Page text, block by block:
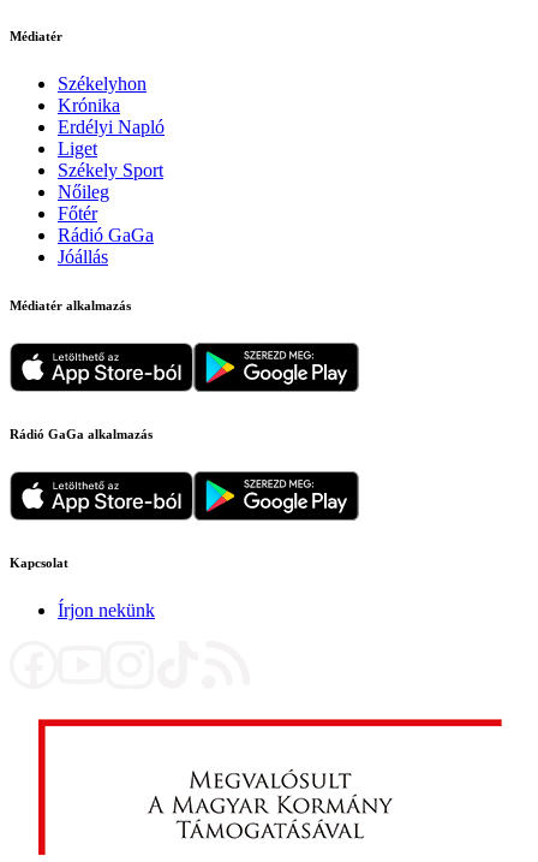
Médiatér
Székelyhon
Krónika
Erdélyi Napló
Liget
Székely Sport
Nőileg
Főtér
Rádió GaGa
Jóállás
Médiatér alkalmazás
Rádió GaGa alkalmazás
Kapcsolat
Írjon nekünk